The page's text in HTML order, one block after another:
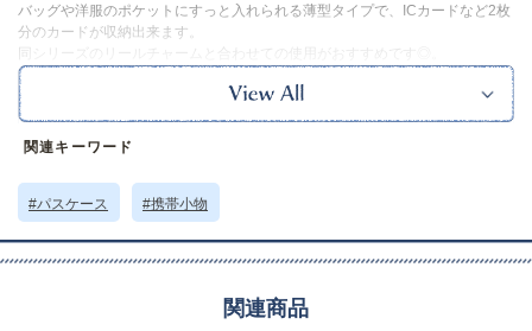
バッグや洋服のポケットにすっと入れられる薄型タイプで、ICカードなど2枚
分のカードが収納出来ます。
同シリーズのリールチャームと合わせての使用がおすすめです◎。
※本品に付いているご注意書きをお読みの上ご使用ください。
高さ10・横幅7・厚さ0.4
素材・原材料
関連キーワード
#パスケース #携帯小物
関連商品